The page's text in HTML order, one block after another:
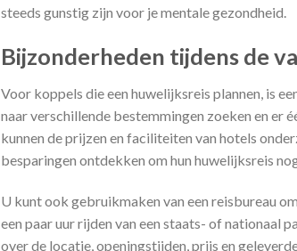
steeds gunstig zijn voor je mentale gezondheid.
Bijzonderheden tijdens de
Voor koppels die een huwelijksreis plannen, is
naar verschillende bestemmingen zoeken en er
kunnen de prijzen en faciliteiten van hotels
besparingen ontdekken om hun huwelijksreis
U kunt ook gebruikmaken van een reisbureau
een paar uur rijden van een staats- of nationaal
over de locatie, openingstijden, prijs en